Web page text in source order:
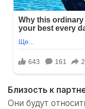
Близость к
Они будут